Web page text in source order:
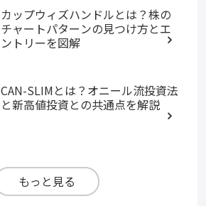
カップウィズハンドルとは？株の
チャートパターンの見つけ方とエ
ントリーを図解
CAN-SLIMとは？オニール流投資法
と新高値投資との共通点を解説
もっと見る